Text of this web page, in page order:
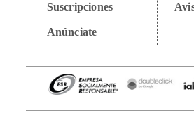
Suscripciones
Anúnciate